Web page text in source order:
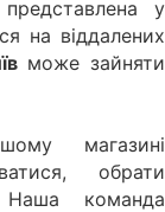
у
на віддалених
може зайняти
магазині
обрати
Наша команда